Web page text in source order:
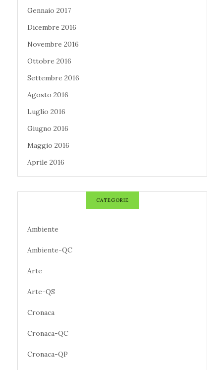
Gennaio 2017
Dicembre 2016
Novembre 2016
Ottobre 2016
Settembre 2016
Agosto 2016
Luglio 2016
Giugno 2016
Maggio 2016
Aprile 2016
CATEGORIE
Ambiente
Ambiente-QC
Arte
Arte-QS
Cronaca
Cronaca-QC
Cronaca-QP